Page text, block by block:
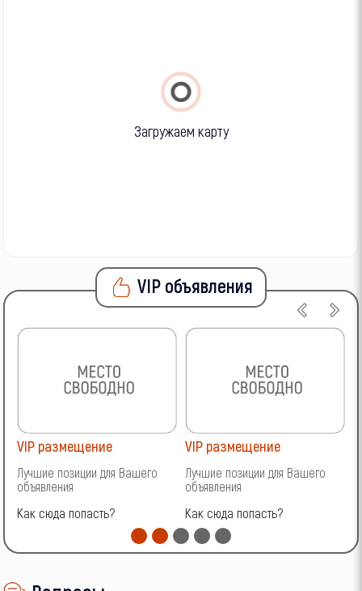
Загружаем карту
VIP объявления
VIP размещение
Лучшие позиции для Вашего
объявления
Как сюда попасть?
VIP размещение
Лучшие позиции для Вашего
объявления
Как сюда попасть?